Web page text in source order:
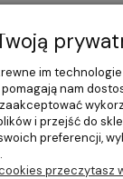
im
nam
i przejść do
preferencji,
przeczytasz